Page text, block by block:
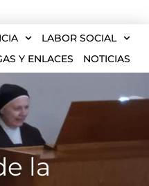
LABOR SOCIAL
Y ENLACES
NOTICIAS
la